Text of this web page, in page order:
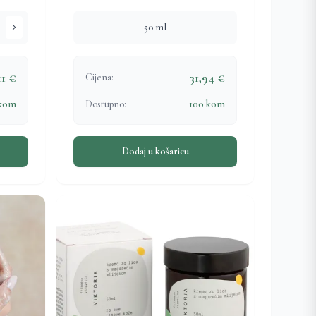
chevron_right
€
50 ml
Cijena: 31,94 €
Dostupno: 100 kom
Dodaj u košaricu